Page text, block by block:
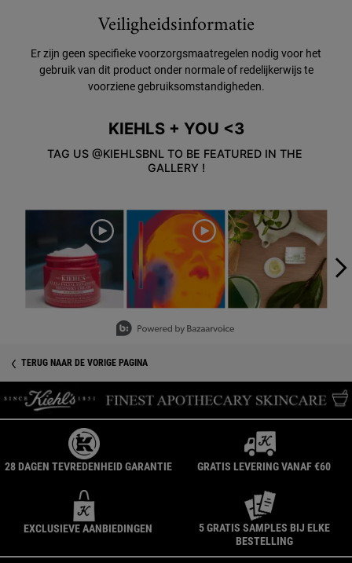
Veiligheidsinformatie
Er zijn geen specifieke voorzorgsmaatregelen nodig voor het
gebruik van dit product onder normale of redelijkerwijs te
voorziene gebruiksomstandigheden.
KIEHLS + YOU <3
TAG US @KIEHLSBNL TO BE FEATURED IN THE
GALLERY !
Media Carousel
Carousel with product photos. Use the previous and next buttons
TERUG NAAR DE VORIGE PAGINA
28 DAGEN TEVREDENHEID GARANTIE GRATIS LEVERING VANAF €60
EXCLUSIEVE AANBIEDINGEN
5 GRATIS SAMPLES BIJ ELKE
BESTELLING